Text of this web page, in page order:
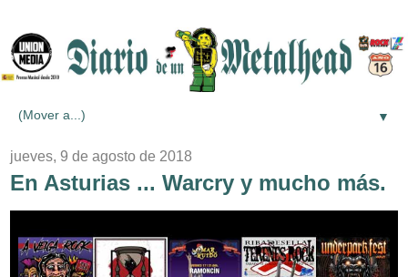
▼
jueves, 9 de agosto de 2018
En Asturias ... Warcry y mucho más.